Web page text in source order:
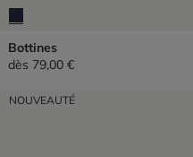
Bottines
dès 79,00 €
NOUVEAUTÉ